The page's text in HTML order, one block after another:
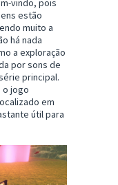
vindo, pois
estão
muito a
há nada
a exploração
por sons de
principal.
o jogo
em
útil para